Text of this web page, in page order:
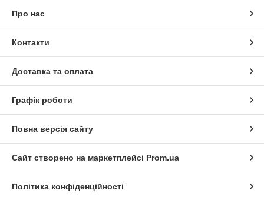
Про нас
Контакти
Доставка та оплата
Графік роботи
Повна версія сайту
Сайт створено на маркетплейсі Prom.ua
Політика конфіденційності